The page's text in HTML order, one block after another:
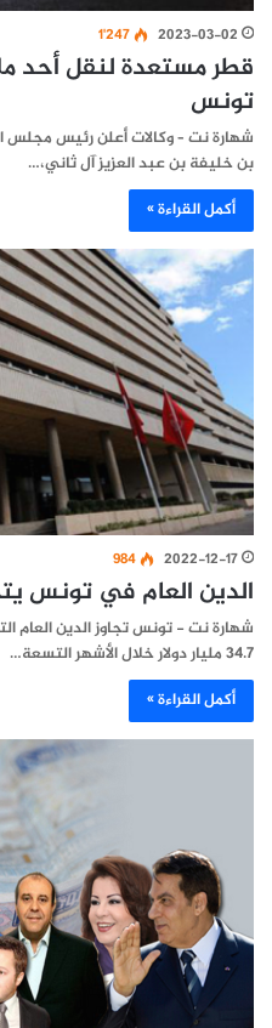
2023-03-02 1٬247
تونس
شهارة نت – وكالات أعلن رئيس مجلس
بن خليفة بن عبد العزيز آل ثاني،…
أكمل القراءة »
2022-12-17
984
الدين العام في تونس يتجاوز 34
34.7 مليار دولار خلال الأشهر التسعة…
أكمل القراءة »